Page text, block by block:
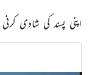
اپنی پسند کی شادی